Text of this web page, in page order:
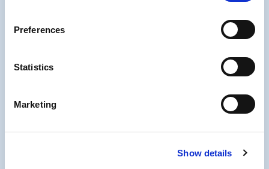
Preferences
Statistics
Marketing
Show details